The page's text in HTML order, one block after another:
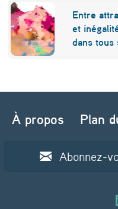
Entre
et
dans tous
Navigation de
À propos
Plan
Abonnez-